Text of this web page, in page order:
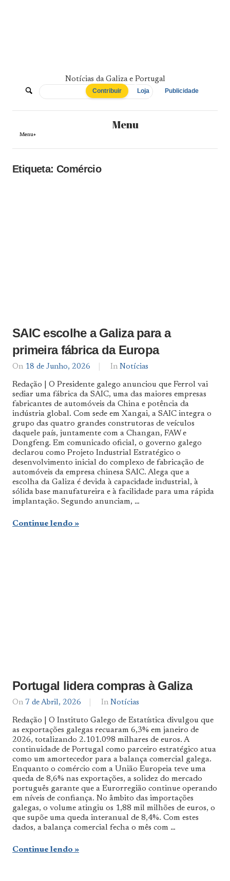
De
Norte
a
Sul
Notícias da Galiza e Portugal
Contribuir Loja Publicidade
Menu
Menu+
Etiqueta:Comércio
SAIC escolhe a Galiza para a
primeira fábrica da Europa
On 18 de Junho, 2026
By
De
Norte
a
Sul
In Notícias
Redação | O Presidente galego anunciou que Ferrol vai
sediar uma fábrica da SAIC, uma das maiores empresas
fabricantes de automóveis da China e potência da
indústria global. Com sede em Xangai, a SAIC integra o
grupo das quatro grandes construtoras de veículos
daquele país, juntamente com a Changan, FAW e
Dongfeng. Em comunicado oficial, o governo galego
declarou como Projeto Industrial Estratégico o
desenvolvimento inicial do complexo de fabricação de
automóveis da empresa chinesa SAIC. Alega que a
escolha da Galiza é devida à capacidade industrial, à
sólida base manufatureira e à facilidade para uma rápida
implantação. Segundo anunciam, …
Continue lendo
Portugal lidera compras à Galiza
On 7 de Abril, 2026
By
De
Norte
a
Sul
In Notícias
Redação | O Instituto Galego de Estatística divulgou que
as exportações galegas recuaram 6,3% em janeiro de
2026, totalizando 2.101.098 milhares de euros. A
continuidade de Portugal como parceiro estratégico atua
como um amortecedor para a balança comercial galega.
Enquanto o comércio com a União Europeia teve uma
queda de 8,6% nas exportações, a solidez do mercado
português garante que a Eurorregião continue operando
em níveis de confiança. No âmbito das importações
galegas, o volume atingiu os 1,88 mil milhões de euros, o
que supõe uma queda interanual de 8,4%. Com estes
dados, a balança comercial fecha o mês com …
Continue lendo